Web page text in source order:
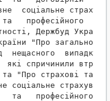
соціальне
професійного
Держбуд
"Про
нещасного  випадку
які спричинили
"Про страхові
соціальне
та   професійного